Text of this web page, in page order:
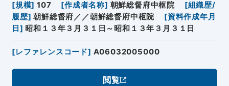
[規模] 107 [作成者名称] 朝鮮総督府中枢院 [組織歴/
履歴] 朝鮮総督府／／朝鮮総督府中枢院 [資料作成年月
日 ] 昭和１３年３月３１日～昭和１３年３月３１日
[レファレンスコード] A06032005000
閲覧